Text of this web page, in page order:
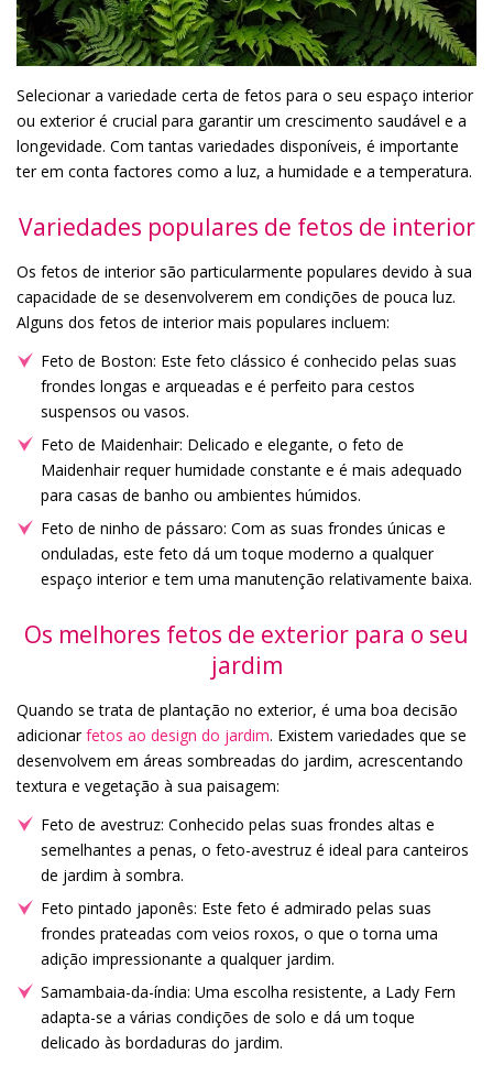
Selecionar a variedade certa de fetos para o seu espaço interior
ou exterior é crucial para garantir um crescimento saudável e a
longevidade. Com tantas variedades disponíveis, é importante
ter em conta factores como a luz, a humidade e a temperatura.
Variedades populares de fetos de interior
Os fetos de interior são particularmente populares devido à sua
capacidade de se desenvolverem em condições de pouca luz.
Alguns dos fetos de interior mais populares incluem:
Feto de Boston: Este feto clássico é conhecido pelas suas
frondes longas e arqueadas e é perfeito para cestos
suspensos ou vasos.
Feto de Maidenhair: Delicado e elegante, o feto de
Maidenhair requer humidade constante e é mais adequado
para casas de banho ou ambientes húmidos.
Feto de ninho de pássaro: Com as suas frondes únicas e
onduladas, este feto dá um toque moderno a qualquer
espaço interior e tem uma manutenção relativamente baixa.
Os melhores fetos de exterior para o seu
jardim
Quando se trata de plantação no exterior, é uma boa decisão
adicionarfetos ao design do jardim. Existem variedades que se
desenvolvem em áreas sombreadas do jardim, acrescentando
textura e vegetação à sua paisagem:
Feto de avestruz: Conhecido pelas suas frondes altas e
semelhantes a penas, o feto-avestruz é ideal para canteiros
de jardim à sombra.
Feto pintado japonês: Este feto é admirado pelas suas
frondes prateadas com veios roxos, o que o torna uma
adição impressionante a qualquer jardim.
Samambaia-da-índia: Uma escolha resistente, a Lady Fern
adapta-se a várias condições de solo e dá um toque
delicado às bordaduras do jardim.